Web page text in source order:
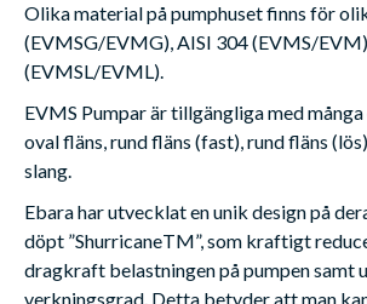
Olika material på pumphuset finns för
(EVMSG/EVMG), AISI 304 (EVMS/
(EVMSL/EVML).
EVMS Pumpar är tillgängliga med
oval fläns, rund fläns (fast), rund fläns
slang.
Ebara har utvecklat en unik design på
döpt ”ShurricaneTM”, som kraftigt
dragkraft belastningen på pumpen samt
verkningsgrad. Detta betyder att man